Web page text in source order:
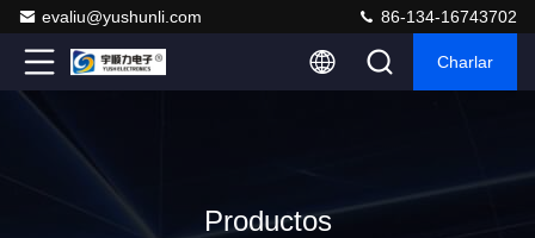
evaliu@yushunli.com 86-134-16743702
Charlar
Productos